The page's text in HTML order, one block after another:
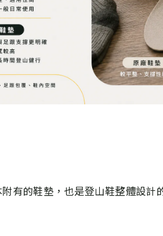
有的鞋墊，也是登山鞋整體設計